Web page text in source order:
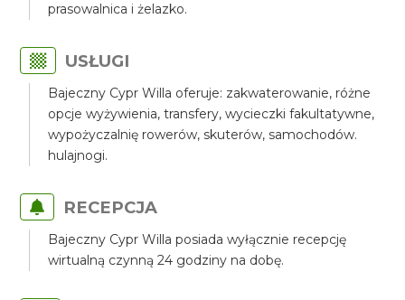
prasowalnica i żelazko.
USŁUGI
Bajeczny Cypr Willa oferuje: zakwaterowanie, różne
opcje wyżywienia, transfery, wycieczki fakultatywne,
wypożyczalnię rowerów, skuterów, samochodów.
hulajnogi.
RECEPCJA
Bajeczny Cypr Willa posiada wyłącznie recepcję
wirtualną czynną 24 godziny na dobę.